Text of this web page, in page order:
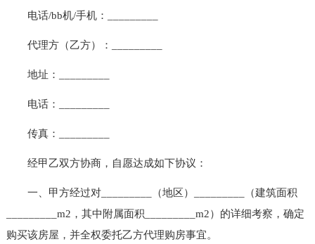
电话/bb机/手机：_________
代理方（乙方）：_________
地址：_________
电话：_________
传真：_________
经甲乙双方协商，自愿达成如下协议：
一、甲方经过对_________（地区）_________（建筑面积
_________m2，其中附属面积_________m2）的详细考察，确定
购买该房屋，并全权委托乙方代理购房事宜。